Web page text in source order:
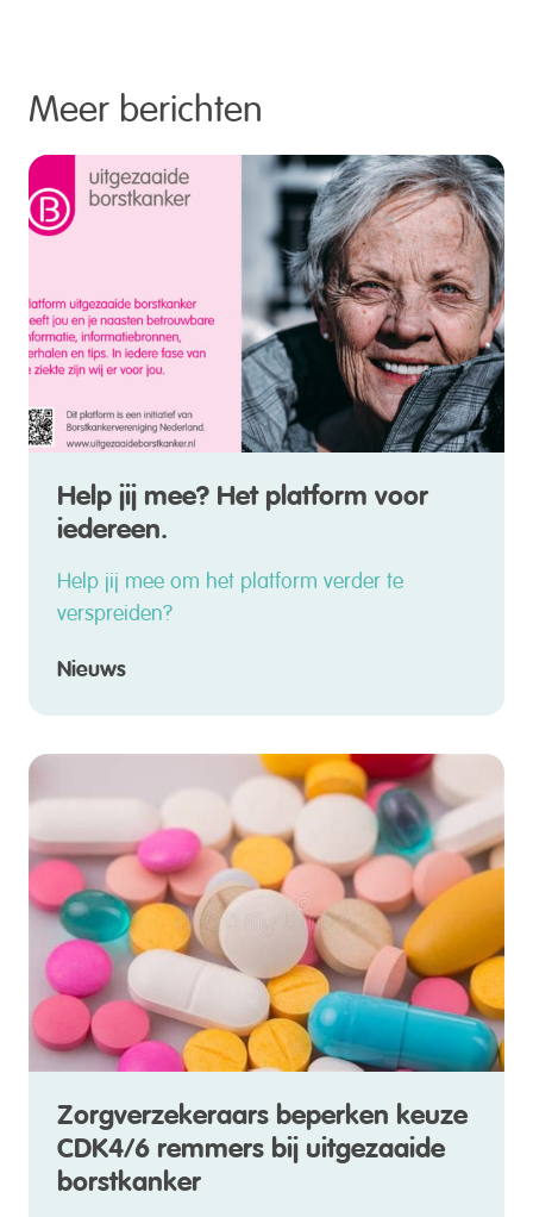
Meer berichten
Help jij mee? Het platform voor
iedereen.
Help jij mee om het platform verder te
verspreiden?
Nieuws
Zorgverzekeraars beperken keuze
CDK4/6 remmers bij uitgezaaide
borstkanker